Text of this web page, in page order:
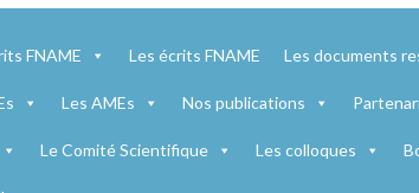
FNAME Les écrits FNAME Les documents
Les AMEs Nos publications
Le Comité Scientifique Les colloques